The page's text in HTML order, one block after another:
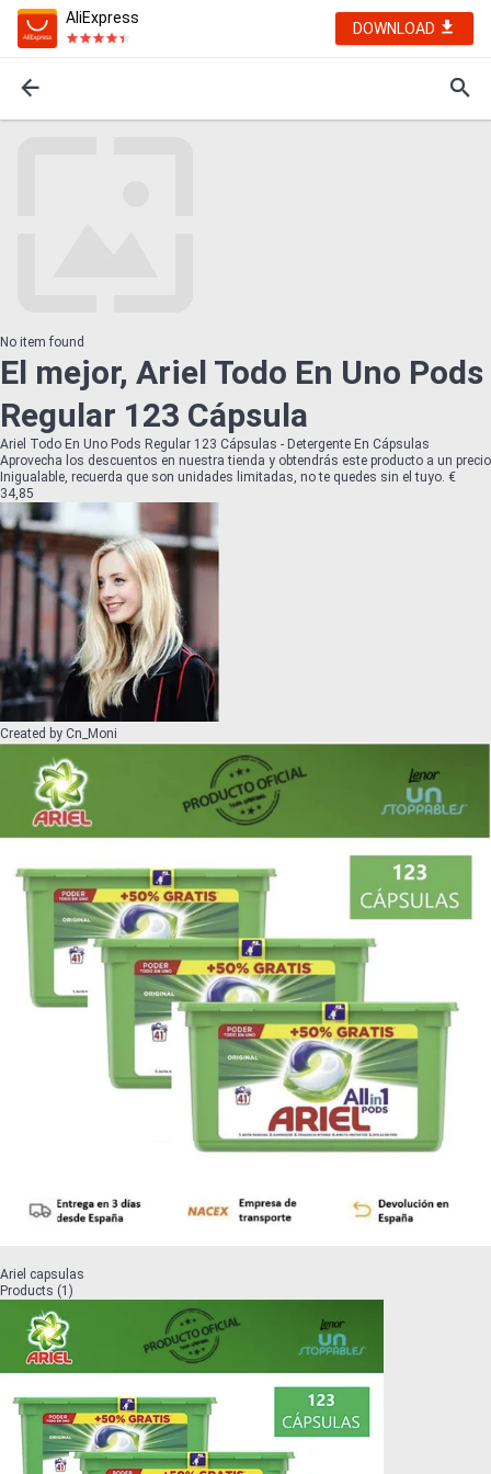
AliExpress
DOWNLOAD
No item found
El mejor, Ariel Todo En Uno Pods
Regular 123 Cápsula
Ariel Todo En Uno Pods Regular 123 Cápsulas - Detergente En Cápsulas
Aprovecha los descuentos en nuestra tienda y obtendrás este producto a un precio
Inigualable, recuerda que son unidades limitadas, no te quedes sin el tuyo. €
34,85
Created by Cn_Moni
Ariel capsulas
Products (1)